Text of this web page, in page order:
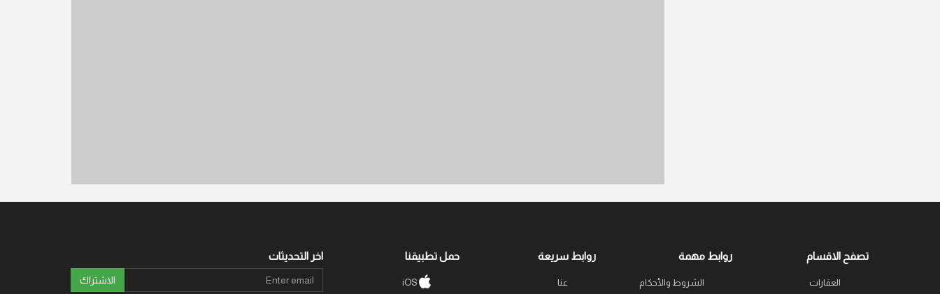
تصفح الاقسام
العقارات
روابط مهمة
الشروط والأحكام
روابط سريعة
عنا
حمل تطبيقنا اخر التحديثات
الاشتراك